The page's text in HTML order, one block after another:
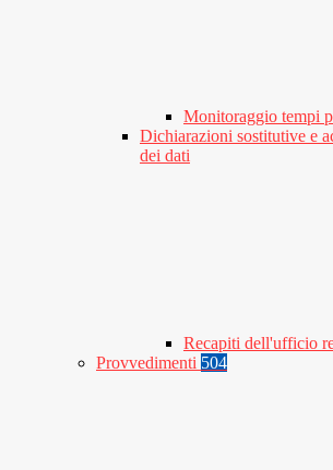
Monitoraggio tempi
Dichiarazioni sostitutive e
dei dati
Recapiti dell'ufficio
Provvedimenti 504